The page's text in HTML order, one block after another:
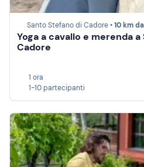
Santo Stefano di Cadore •10 km
Yoga a cavallo e merenda
Cadore
1 ora
1-10 partecipanti